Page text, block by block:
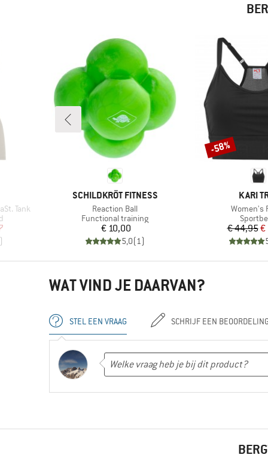
Tank
prijs
MERK
SCHILDKRÖT FITNESS
Artikel
Reaction Ball
Productgroep
Functional training
Prijs
€ 10,00
5,0(1)
MERK
KARI
Artikel
Women's
€ 44,95€
Korting
-58%
WAT VIND JE DAARVAN?
STEL EEN VRAAG SCHRIJF EEN